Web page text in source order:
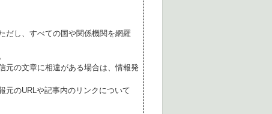
だし、すべての国や関係機関を網羅
元の文章に相違がある場合は、情報発
元のURLや記事内のリンクについて